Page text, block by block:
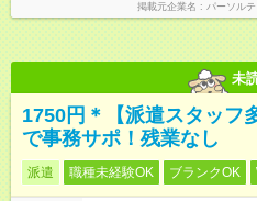
掲載元企業名 パーソル
未
1750円＊【派遣スタッフ
で事務サポ！残業なし
派遣 職種未経験OK ブランクOK